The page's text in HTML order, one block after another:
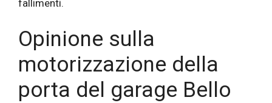
fallimenti.
Opinione sulla
motorizzazione della
porta del garage Bello